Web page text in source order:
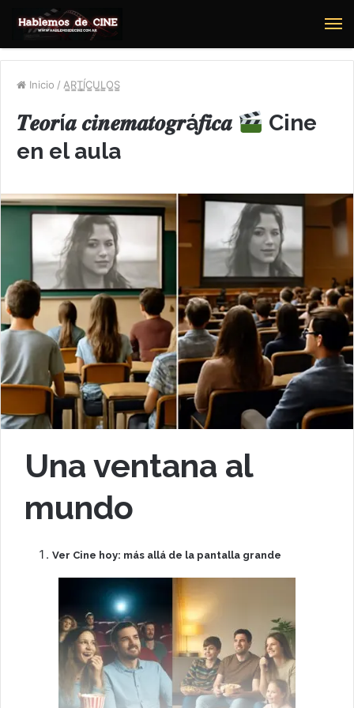
Inicio / A̳R̳T̳Í̳C̳U̳L̳O̳S̳
𝑻𝒆𝒐𝒓í𝒂 𝒄𝒊𝒏𝒆𝒎𝒂𝒕𝒐𝒈𝒓á𝒇𝒊𝒄𝒂
Cine
en el aula
Una ventana al
mundo
Ver Cine hoy: más allá de la pantalla grande